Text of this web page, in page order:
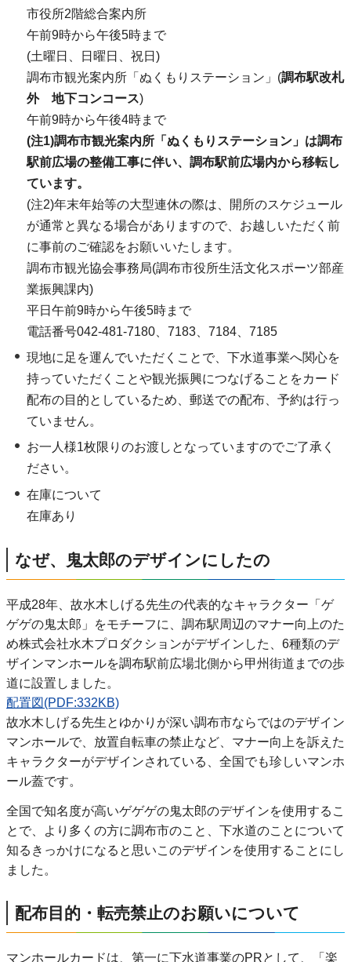
市役所2階総合案内所
午前9時から午後5時まで
(土曜日、日曜日、祝日)
調布市観光案内所「ぬくもりステーション」(調布駅改札
外 地下コンコース)
午前9時から午後4時まで
(注1)調布市観光案内所「ぬくもりステーション」は調布
駅前広場の整備工事に伴い、調布駅前広場内から移転し
ています。
(注2)年末年始等の大型連休の際は、開所のスケジュール
が通常と異なる場合がありますので、お越しいただく前
に事前のご確認をお願いいたします。
調布市観光協会事務局(調布市役所生活文化スポーツ部産
業振興課内)
平日午前9時から午後5時まで
電話番号042-481-7180、7183、7184、7185
現地に足を運んでいただくことで、下水道事業へ関心を
持っていただくことや観光振興につなげることをカード
配布の目的としているため、郵送での配布、予約は行っ
ていません。
お一人様1枚限りのお渡しとなっていますのでご了承く
ださい。
在庫について
在庫あり
なぜ、鬼太郎のデザインにしたの
平成28年、故水木しげる先生の代表的なキャラクター「ゲ
ゲゲの鬼太郎」をモチーフに、調布駅周辺のマナー向上のた
め株式会社水木プロダクションがデザインした、6種類のデ
ザインマンホールを調布駅前広場北側から甲州街道までの歩
道に設置しました。
配置図(PDF:332KB)
故水木しげる先生とゆかりが深い調布市ならではのデザイン
マンホールで、放置自転車の禁止など、マナー向上を訴えた
キャラクターがデザインされている、全国でも珍しいマンホ
ール蓋です。
全国で知名度が高いゲゲゲの鬼太郎のデザインを使用するこ
とで、より多くの方に調布市のこと、下水道のことについて
知るきっかけになると思いこのデザインを使用することにし
ました。
配布目的・転売禁止のお願いについて
マンホールカードは、第一に下水道事業のPRとして、「楽